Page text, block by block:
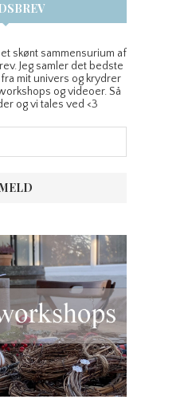
skønt sammensurium af
Jeg samler det bedste
mit univers og krydrer
og videoer. Så
og vi tales ved <3